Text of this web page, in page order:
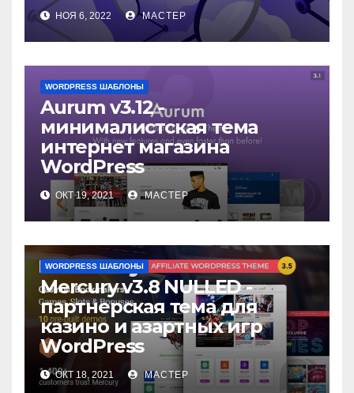
НОЯ 6, 2022 МАСТЕР
WORDPRESS ШАБЛОНЫ
Aurum v3.12 -
минималистская тема
интернет магазина
WordPress
ОКТ 19, 2021 МАСТЕР
WORDPRESS ШАБЛОНЫ
Mercury v3.8 NULLED -
партнерская тема для
казино и азартных игр
WordPress
ОКТ 18, 2021 МАСТЕР